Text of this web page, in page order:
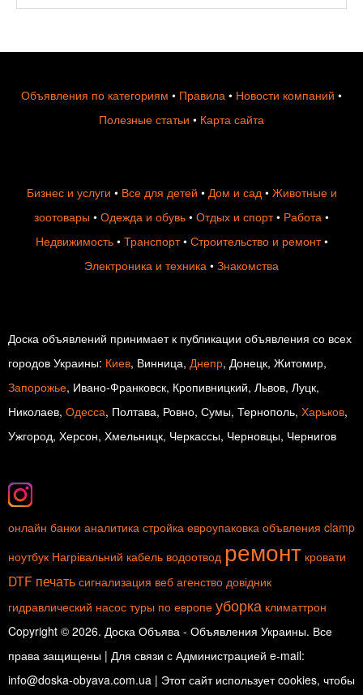
Объявления по категориям • Правила • Новости компаний •
Полезные статьи • Карта сайта
Бизнес и услуги • Все для детей • Дом и сад• Животные и
зоотовары • Одежда и обувь • Отдых и спорт• Работа •
Недвижимость• Транспорт• Строительство и ремонт•
Электроника и техника • Знакомства
Доска объявлений принимает к публикации объявления со всех
городов Украины: Киев, Винница, Днепр, Донецк, Житомир,
Запорожье, Ивано-Франковск, Кропивницкий, Львов, Луцк,
Николаев, Одесса, Полтава, Ровно, Сумы, Тернополь, Харьков,
Ужгород, Херсон, Хмельницк, Черкассы, Черновцы, Чернигов
онлайн банки аналитика стройка евроупаковка объвления clamp
ноутбук Нагрівальний кабель водоотвод ремонт кровати
DTF печать сигнализация веб агенство довідник
гидравлический насос туры по европе уборка климаттрон
Copyright © 2026. Доска Объява - Объявления Украины. Все
права защищены | Для связи с Администрацией e-mail:
info@doska-obyava.com.ua | Этот сайт использует cookies, чтобы